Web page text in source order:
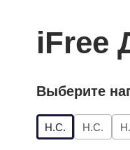
iFree
Выберите
Н.С. Н.С.